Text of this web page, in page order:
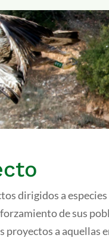
dirigidos a
de sus
a aquellas